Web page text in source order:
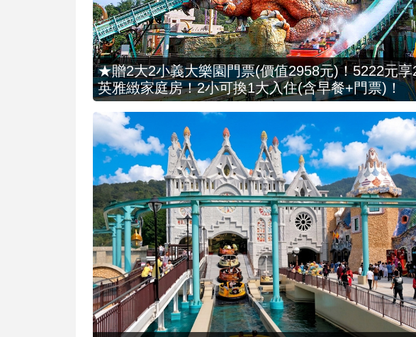
★贈2大2小義大樂園門票(價值2958元)！5222元
英雅緻家庭房！2小可換1大入住(含早餐+門票)！